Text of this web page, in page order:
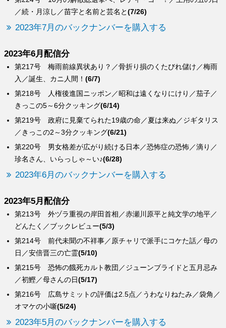
／続・月涼し／苗字と名前と芸名と(7/26)
2023年7月のバックナンバーを購入する
2023年6月配信分
第220号 男女格差が広がり続ける日本／恐怖症の恐怖／滴り／
珍名さん、いらっしゃ～い♪(6/28)
第219号 政府に見棄てられた19歳の命／夏は来ぬ／ジギタリス
／きっこの2～3分クッキング(6/21)
第218号 人権後進国ニッポン／昭和は遠くなりにけり／茄子／
きっこの5～6分クッキング(6/14)
第217号 梅雨前線異状あり？／骨折り損のくたびれ儲け／梅雨
入／誕生、カニ人間！(6/7)
2023年6月のバックナンバーを購入する
2023年5月配信分
第216号 広島サミットの評価は2.5点／うわなりねたみ／袋角／
オマケの小噺(5/24)
第215号 恐怖の餓死カルト教団／ジューンブライドと五月忌み
／初鰹／母さんの日(5/17)
第214号 前代未聞の不祥事／原チャリで派手にコケた話／母の
日／安倍晋三の亡霊(5/10)
第213号 外ヅラ重視の岸田首相／赤瀬川原平と純文学の地平／
どんたく／ブックレビュー(5/3)
2023年5月のバックナンバーを購入する